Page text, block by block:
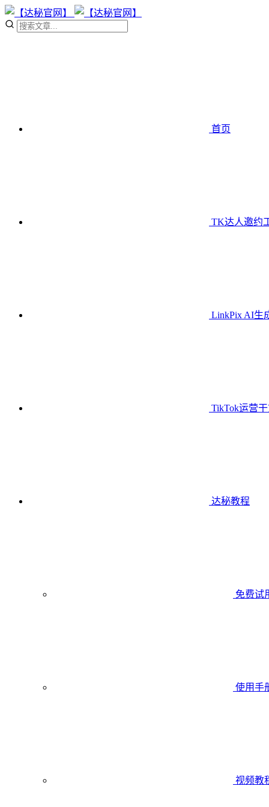
首页
TK达人邀约
LinkPix AI生
TikTok运营
达秘教程
免费试
使用手
视频教